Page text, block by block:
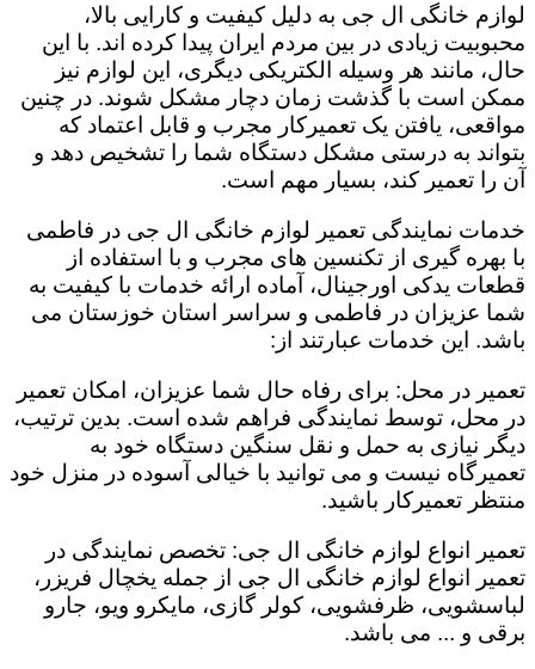
لوازم خانگی ال جی به دلیل کیفیت و کارایی بالا،
محبوبیت زیادی در بین مردم ایران پیدا کرده اند. با این
حال، مانند هر وسیله الکتریکی دیگری، این لوازم نیز
ممکن است با گذشت زمان دچار مشکل شوند. در چنین
مواقعی، یافتن یک تعمیرکار مجرب و قابل اعتماد که
بتواند به درستی مشکل دستگاه شما را تشخیص دهد و
آن را تعمیر کند، بسیار مهم است.
خدمات نمایندگی تعمیر لوازم خانگی ال جی در فاطمی
با بهره گیری از تکنسین های مجرب و با استفاده از
قطعات یدکی اورجینال، آماده ارائه خدمات با کیفیت به
شما عزیزان در فاطمی و سراسر استان خوزستان می
باشد. این خدمات عبارتند از:
تعمیر در محل: برای رفاه حال شما عزیزان، امکان تعمیر
در محل، توسط نمایندگی فراهم شده است. بدین ترتیب،
دیگر نیازی به حمل و نقل سنگین دستگاه خود به
تعمیرگاه نیست و می توانید با خیالی آسوده در منزل خود
منتظر تعمیرکار باشید.
تعمیر انواع لوازم خانگی ال جی: تخصص نمایندگی در
تعمیر انواع لوازم خانگی ال جی از جمله یخچال فریزر،
لباسشویی، ظرفشویی، کولر گازی، مایکرو ویو، جارو
برقی و ... می باشد.